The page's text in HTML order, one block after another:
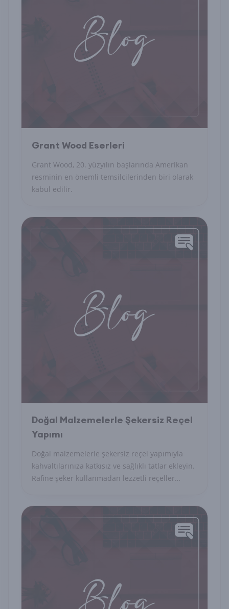
Grant Wood Eserleri
Grant Wood, 20. yüzyılın başlarında Amerikan
resminin en önemli temsilcilerinden biri olarak
kabul edilir.
Doğal Malzemelerle Şekersiz Reçel
Yapımı
Doğal malzemelerle şekersiz reçel yapımıyla
kahvaltılarınıza katkısız ve sağlıklı tatlar ekleyin.
Rafine şeker kullanmadan lezzetli reçeller